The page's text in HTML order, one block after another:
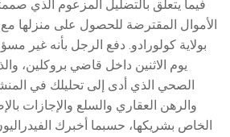
فيما يتعلق بالتضليل المزعوم الذي
الأموال المقترضة للحصول على منزلها
بولاية كولورادو. دفع الرجل بأنه غير
يوم الاثنين داخل قاضي بروكلين،
الصحي الذي أدى إلى تحليلك في